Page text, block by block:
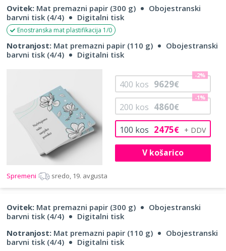
Ovitek: Mat premazni papir (300 g)
Obojestranski
barvni tisk (4/4)
Digitalni tisk
Enostranska mat plastifikacija 1/0
Notranjost: Mat premazni papir (110 g)
Obojestranski
barvni tisk (4/4)
Digitalni tisk
100 kos 2475€
200 kos 4860€
-1%
400 kos 9629€
-2%
V košarico
Spremeni sredo, 19. avgusta
Ovitek: Mat premazni papir (300 g)
Obojestranski
barvni tisk (4/4)
Digitalni tisk
Notranjost: Mat premazni papir (110 g)
Obojestranski
barvni tisk (4/4)
Digitalni tisk